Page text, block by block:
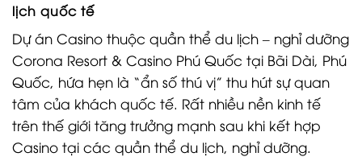
lịch quốc tế
Dự án Casino thuộc quần thể du lịch – nghỉ dưỡng
Corona Resort & Casino Phú Quốc tại Bãi Dài, Phú
Quốc, hứa hẹn là “ẩn số thú vị” thu hút sự quan
tâm của khách quốc tế. Rất nhiều nền kinh tế
trên thế giới tăng trưởng mạnh sau khi kết hợp
Casino tại các quần thể du lịch, nghỉ dưỡng.